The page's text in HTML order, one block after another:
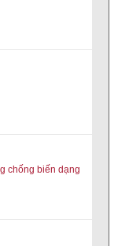
chống biến dạng